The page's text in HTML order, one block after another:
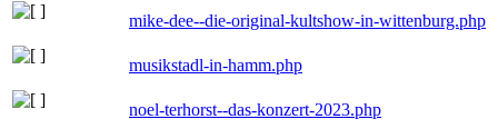
mike-dee--die-original-kultshow-in-wittenburg.php
musikstadl-in-hamm.php
noel-terhorst--das-konzert-2023.php